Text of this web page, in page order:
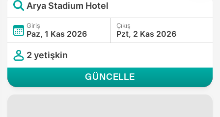
Arya Stadium Hotel
Giriş
Paz, 1 Kas 2026
Çıkış
Pzt, 2 Kas 2026
2 yetişkin
GÜNCELLE